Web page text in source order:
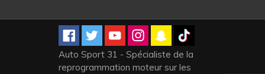
Auto Sport 31 - Spécialiste de la
reprogrammation moteur sur les